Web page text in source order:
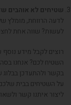
שטיחים לא אוהבים
לדעה הרווחת, מומלץ
לעשות? שווה אחת
רוצים לקבל מידע
השטיח לכם? אנחנו
בקשר ולהתעדכן בבלוג
על השטיחים בבית
ליצור איתנו קשר